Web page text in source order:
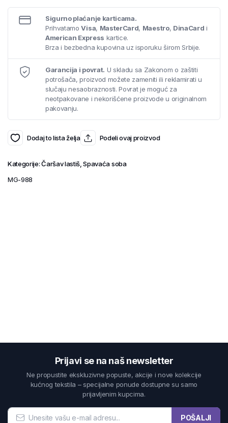
Sigurno plaćanje karticama.
PrihvatamoVisa, MasterCard, Maestro, DinaCard i
American Express kartice.
Brza i bezbedna kupovina uz isporuku širom Srbije.
Garancija i povrat. U skladu sa Zakonom o zaštiti
potrošača, proizvod možete zameniti ili reklamirati u
slučaju nesaobraznosti. Povrat je moguć za
neotpakovane i nekorišćene proizvode u originalnom
pakovanju.
Dodaj to lista želja Podeli ovaj proizvod
Kategorije:Čaršav lastiš ,Spavaća soba
MG-988
Prijavi se na naš newsletter
Ne propustite ekskluzivne popuste, akcije i nove kolekcije
kućnog tekstila – specijalne ponude dostupne su samo
prijavljenim kupcima.
POŠALJI